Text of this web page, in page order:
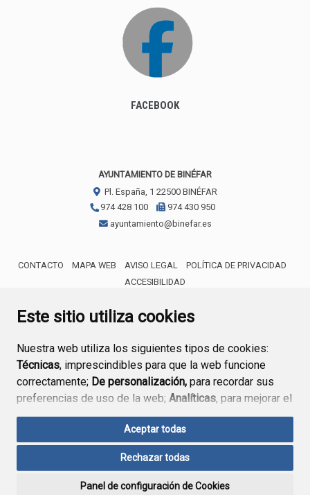
Este sitio utiliza cookies
Nuestra web utiliza los siguientes tipos de cookies:
Técnicas, imprescindibles para que la web funcione
correctamente; De personalización, para recordar sus
preferencias de uso de la web; Analíticas, para mejorar el
funcionamiento de la web y sus servicios.
Si acepta pulsando el botón“Aceptar todas”
consideramos que acepta su uso. Si pulsa el botón
Aceptar todas
Rechazar todas
Panel de configuración de Cookies
FACEBOOK
AYUNTAMIENTO DE BINÉFAR
Pl. España, 1 22500 BINÉFAR
974 428 100
974 430 950
ayuntamiento@binefar.es
CONTACTO MAPA WEB AVISO LEGAL
POLÍTICA DE PRIVACIDAD
ACCESIBILIDAD